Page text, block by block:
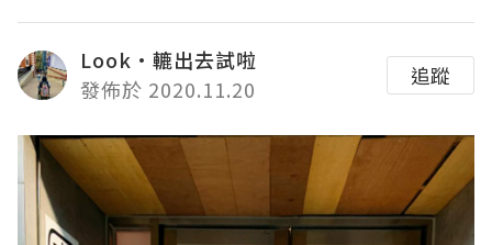
Look•轆出去試啦
發佈於 2020.11.20
追蹤